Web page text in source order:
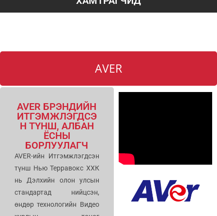
AVER
AVER БРЭНДИЙН
ИТГЭМЖЛЭГДСЭ
Н ТҮНШ, АЛБАН
ЁСНЫ
БОРЛУУЛАГЧ
AVER-ийн Итгэмжлэгдсэн
түнш Нью Терравокс ХХК
нь Дэлхийн олон улсын
стандартад нийцсэн,
өндөр технологийн Видео